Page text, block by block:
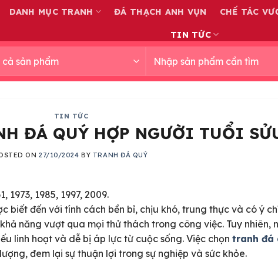
DANH MỤC TRANH ĐÁ THẠCH ANH VỤN CHẾ TÁC
TIN TỨC
kiếm:
TIN TỨC
ĐÁ QUÝ HỢP NGƯỜI TUỔI
ON 27/10/2024 BY TRANH ĐÁ QUÝ
1973, 1985, 1997, 2009.
biết đến với tính cách bền bỉ, chịu khó, trung thực và có ý
năng vượt qua mọi thử thách trong công việc. Tuy nhiên,
linh hoạt và dễ bị áp lực từ cuộc sống. Việc chọn tranh đá
đem lại sự thuận lợi trong sự nghiệp và sức khỏe.